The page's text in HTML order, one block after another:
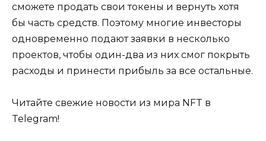
сможете продать свои токены и вернуть хотя
бы часть средств. Поэтому многие инвесторы
одновременно подают заявки в несколько
проектов, чтобы один-два из них смог покрыть
расходы и принести прибыль за все остальные.
Читайте свежие новости из мира NFT в
Telegram!